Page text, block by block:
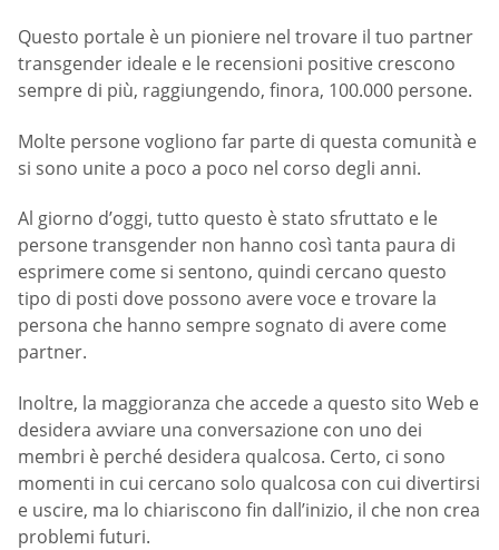
Questo portale è un pioniere nel trovare il tuo partner
transgender ideale e le recensioni positive crescono
sempre di più, raggiungendo, finora, 100.000 persone.
Molte persone vogliono far parte di questa comunità e
si sono unite a poco a poco nel corso degli anni.
Al giorno d’oggi, tutto questo è stato sfruttato e le
persone transgender non hanno così tanta paura di
esprimere come si sentono, quindi cercano questo
tipo di posti dove possono avere voce e trovare la
persona che hanno sempre sognato di avere come
partner.
Inoltre, la maggioranza che accede a questo sito Web e
desidera avviare una conversazione con uno dei
membri è perché desidera qualcosa. Certo, ci sono
momenti in cui cercano solo qualcosa con cui divertirsi
e uscire, ma lo chiariscono fin dall’inizio, il che non crea
problemi futuri.